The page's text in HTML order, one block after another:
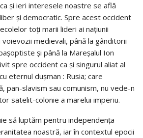
şi ieri interesele noastre se află
şi democratic. Spre acest occident
toţi marii lideri ai naţiunii
medievali, până la gânditorii
şi până la Mareşalul Ion
spre occident ca şi singurul aliat al
eternul duşman : Rusia; care
pan-slavism sau comunism, nu vede-n
satelit-colonie a marelui imperiu.
să luptăm pentru independenţa
noastră, iar în contextul epocii